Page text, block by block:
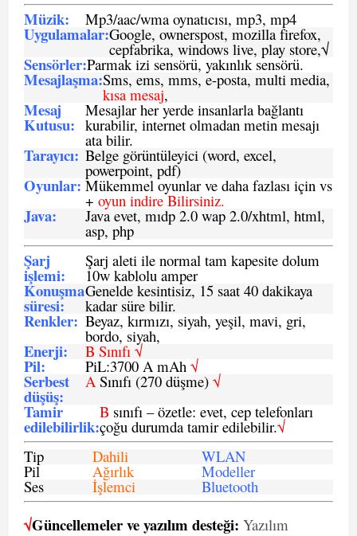
Müzik: Mp3/aac/wma oynatıcısı, mp3, mp4
Uygulamalar:Google, ownerspost, mozilla firefox,
cepfabrika, windows live, play store,√
Sensörler:Parmak izi sensörü, yakınlık sensörü.
Mesajlaşma:Sms, ems, mms, e-posta, multi media,
kısa mesaj,
Mesaj
Kutusu:
Mesajlar her yerde insanlarla bağlantı
kurabilir, internet olmadan metin mesajı
ata bilir.
Tarayıcı: Belge görüntüleyici (word, excel,
powerpoint, pdf)
Oyunlar: Mükemmel oyunlar ve daha fazlası için vs
+ oyun indire Bilirsiniz.
Java: Java evet, mıdp 2.0 wap 2.0/xhtml, html,
asp, php
Şarj
işlemi:
Şarj aleti ile normal tam kapesite dolum
10w kablolu amper
Konuşma
süresi:
Genelde kesintisiz, 15 saat 40 dakikaya
kadar süre bilir.
Renkler: Beyaz, kırmızı, siyah, yeşil, mavi, gri,
bordo, siyah,
Enerji: B Sınıfı √
Pil: PiL:3700 A mAh √
Serbest
düşüş:
ASınıfı (270 düşme) √
Tamir
edilebilirlik:
B sınıfı – özetle: evet, cep telefonları
çoğu durumda tamir edilebilir.√
Tip
Dahili WLAN
Pil Ağırlık Modeller
Ses İşlemci Bluetooth
√Güncellemeler ve yazılım desteği: Yazılım